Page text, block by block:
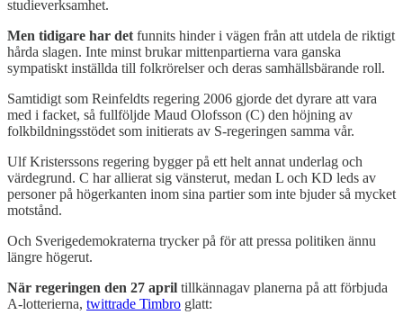
studieverksamhet.
Men tidigare har det funnits hinder i vägen från att utdela de riktigt
hårda slagen. Inte minst brukar mittenpartierna vara ganska
sympatiskt inställda till folkrörelser och deras samhällsbärande roll.
Samtidigt som Reinfeldts regering 2006 gjorde det dyrare att vara
med i facket, så fullföljde Maud Olofsson (C) den höjning av
folkbildningsstödet som initierats av S-regeringen samma vår.
Ulf Kristerssons regering bygger på ett helt annat underlag och
värdegrund. C har allierat sig vänsterut, medan L och KD leds av
personer på högerkanten inom sina partier som inte bjuder så mycket
motstånd.
Och Sverigedemokraterna trycker på för att pressa politiken ännu
längre högerut.
När regeringen den 27 april tillkännagav planerna på att förbjuda
A-lotterierna, twittrade Timbro glatt: